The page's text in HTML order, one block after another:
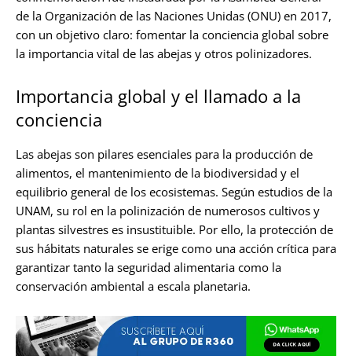
de la Organización de las Naciones Unidas (ONU) en 2017,
con un objetivo claro: fomentar la conciencia global sobre
la importancia vital de las abejas y otros polinizadores.
Importancia global y el llamado a la
conciencia
Las abejas son pilares esenciales para la producción de
alimentos, el mantenimiento de la biodiversidad y el
equilibrio general de los ecosistemas. Según estudios de la
UNAM, su rol en la polinización de numerosos cultivos y
plantas silvestres es insustituible. Por ello, la protección de
sus hábitats naturales se erige como una acción crítica para
garantizar tanto la seguridad alimentaria como la
conservación ambiental a escala planetaria.